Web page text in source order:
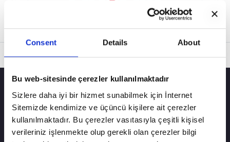
Consent Details About
Bu web-sitesinde çerezler kullanılmaktadır
Sizlere daha iyi bir hizmet sunabilmek için İnternet
Sitemizde kendimize ve üçüncü kişilere ait çerezler
kullanılmaktadır. Bu çerezler vasıtasıyla çeşitli kişisel
verileriniz işlenmekte olup gerekli olan çerezler bilgi